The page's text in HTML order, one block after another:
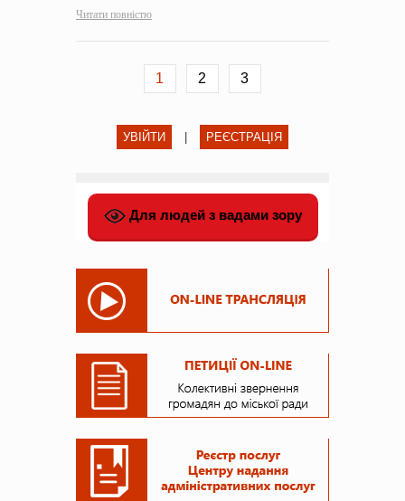
Читати повністю
1 2 3
УВІЙТИ РЕЄСТРАЦІЯ
Для людей з вадами зору